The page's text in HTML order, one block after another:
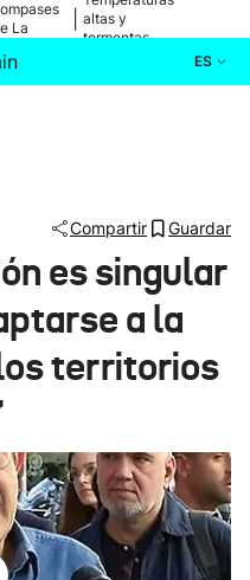
La
altas y
tormentas
ES
Compartir Guardar
es singular
a la
territorios